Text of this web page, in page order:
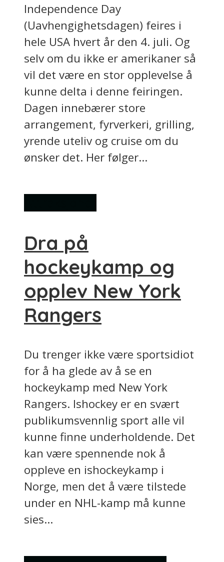
Independence Day
(Uavhengighetsdagen) feires i
hele USA hvert år den 4. juli. Og
selv om du ikke er amerikaner så
vil det være en stor opplevelse å
kunne delta i denne feiringen.
Dagen innebærer store
arrangement, fyrverkeri, grilling,
yrende uteliv og cruise om du
ønsker det. Her følger...
Dra på
hockeykamp og
opplev New York
Rangers
Du trenger ikke være sportsidiot
for å ha glede av å se en
hockeykamp med New York
Rangers. Ishockey er en svært
publikumsvennlig sport alle vil
kunne finne underholdende. Det
kan være spennende nok å
oppleve en ishockeykamp i
Norge, men det å være tilstede
under en NHL-kamp må kunne
sies...